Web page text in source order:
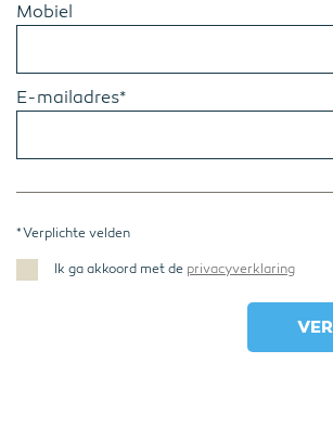
Mobiel
E-mailadres*
* Verplichte velden
Ik ga akkoord met de privacyverklaring